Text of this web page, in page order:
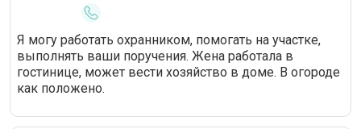
Я могу работать охранником, помогать на участке,
выполнять ваши поручения. Жена работала в
гостинице, может вести хозяйство в доме. В огороде
как положено.